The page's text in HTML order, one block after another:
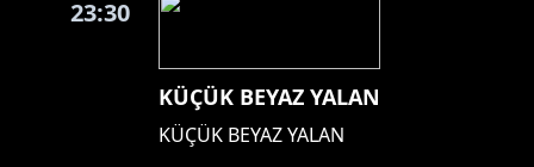
23:30
KÜÇÜK BEYAZ YALAN
KÜÇÜK BEYAZ YALAN